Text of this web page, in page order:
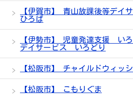
【伊賀市】 青山放課後等デイ
ひろば
【伊勢市】 児童発達支援 い
デイサービス いろどり
【松阪市】 チャイルドウィッ
【松阪市】 こもりぐま